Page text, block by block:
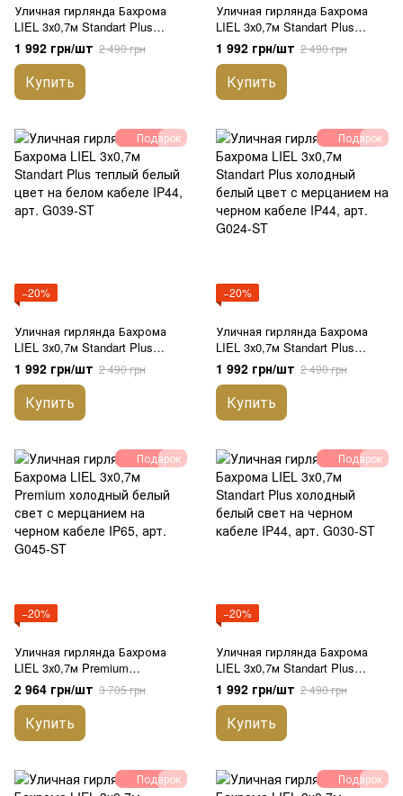
Уличная гирлянда Бахрома
LIEL 3х0,7м Standart Plus
теплый белый цвет на черном
кабеле IP44, арт. G029-ST
1 992 грн/шт 2 490 грн
Купить
Уличная гирлянда Бахрома
LIEL 3х0,7м Standart Plus
теплый белый цвет с
мерцанием на белом кабеле
IP44, арт. G034-ST
1 992 грн/шт 2 490 грн
Купить
Подарок
−20%
Уличная гирлянда Бахрома
LIEL 3х0,7м Standart Plus
теплый белый цвет на белом
кабеле IP44, арт. G039-ST
1 992 грн/шт 2 490 грн
Купить
Подарок
−20%
Уличная гирлянда Бахрома
LIEL 3х0,7м Standart Plus
холодный белый цвет с
мерцанием на черном кабеле
IP44, арт. G024-ST
1 992 грн/шт 2 490 грн
Купить
Подарок
−20%
Уличная гирлянда Бахрома
LIEL 3х0,7м Premium
холодный белый свет с
мерцанием на черном кабеле
IP65, арт. G045-ST
2 964 грн/шт 3 705 грн
Купить
Подарок
−20%
Уличная гирлянда Бахрома
LIEL 3х0,7м Standart Plus
холодный белый свет на
черном кабеле IP44, арт.
G030-ST
1 992 грн/шт 2 490 грн
Купить
Подарок Подарок